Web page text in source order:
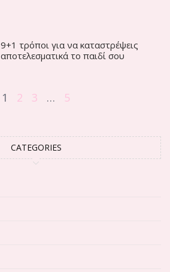
9+1 τρόποι για να καταστρέψεις
αποτελεσματικά το παιδί σου
1 2 3 … 5
CATEGORIES